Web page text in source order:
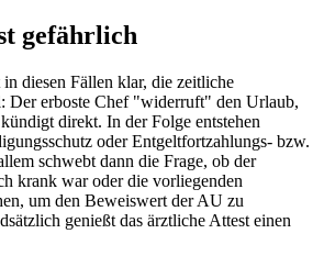
gefährlich
diesen Fällen klar, die zeitliche
Der erboste Chef "widerruft" den Urlaub,
direkt. In der Folge entstehen
oder Entgeltfortzahlungs- bzw.
schwebt dann die Frage, ob der
krank war oder die vorliegenden
um den Beweiswert der AU zu
genießt das ärztliche Attest einen